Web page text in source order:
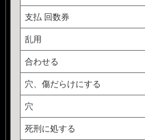
支払 回数券
乱用
合わせる
穴、傷だらけにする
穴
死刑に処する